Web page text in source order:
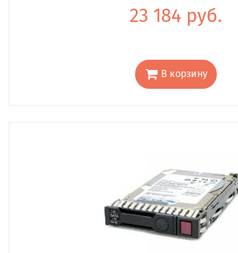
23 184 руб.
В корзину